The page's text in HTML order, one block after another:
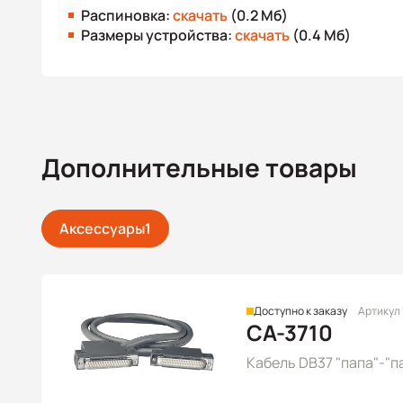
Распиновка:скачать (0.2 Мб)
Размеры устройства:скачать (0.4 Мб)
Дополнительные товары
Аксессуары1
Доступно к заказу Артикул
CA-3710
Кабель DB37 "папа"-